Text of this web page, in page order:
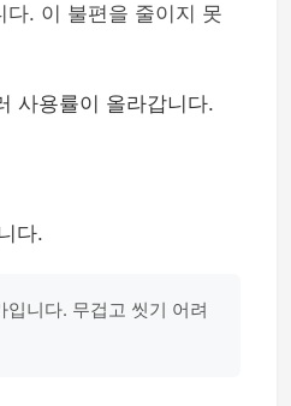
. 이 불편을 줄이지 못
사용률이 올라갑니다.
다.
니다. 무겁고 씻기 어려